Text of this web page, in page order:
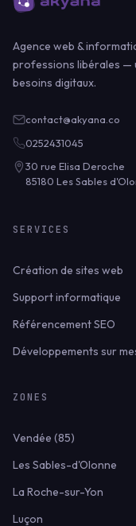
Agence web &
professions libérales —
besoins digitaux.
contact@akyana.co
0252431045
30 rue Elisa Deroche
85180 Les Sables
SERVICES
Création de sites web
Support informatique
Référencement SEO
Développements sur
ZONES
Vendée (85)
Les Sables-d'Olonne
La Roche-sur-Yon
Luçon